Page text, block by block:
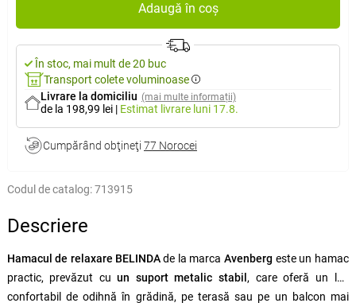
Adaugă în coș
În stoc, mai mult de 20 buc
Transport colete voluminoase
Livrare la domiciliu (mai multe informații)
de la 198,99 lei | Estimat livrare luni 17.8.
Cumpărând obţineţi 77 Norocei
Codul de catalog:713915
Descriere
Hamacul de relaxare BELINDAde la marca Avenberg este un hamac
practic, prevăzut cu un suport metalic stabil , care oferă un loc
confortabil de odihnă în grădină, pe terasă sau pe un balcon mai